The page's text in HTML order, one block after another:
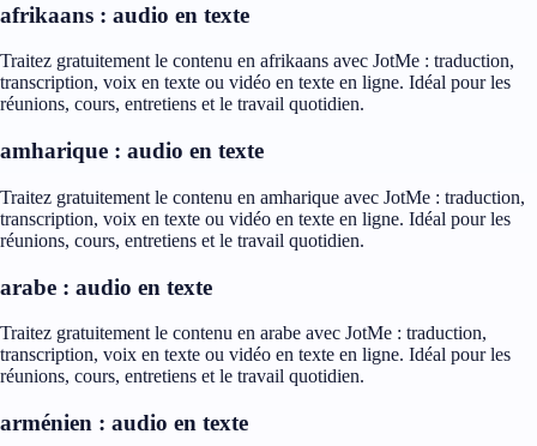
afrikaans : audio en texte
Traitez gratuitement le contenu en afrikaans avec JotMe : traduction,
transcription, voix en texte ou vidéo en texte en ligne. Idéal pour les
réunions, cours, entretiens et le travail quotidien.
amharique : audio en texte
Traitez gratuitement le contenu en amharique avec JotMe : traduction,
transcription, voix en texte ou vidéo en texte en ligne. Idéal pour les
réunions, cours, entretiens et le travail quotidien.
arabe : audio en texte
Traitez gratuitement le contenu en arabe avec JotMe : traduction,
transcription, voix en texte ou vidéo en texte en ligne. Idéal pour les
réunions, cours, entretiens et le travail quotidien.
arménien : audio en texte